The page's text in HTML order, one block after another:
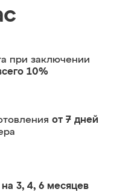
при заключении
10%
от 7 дней
на 3, 4, 6 месяцев